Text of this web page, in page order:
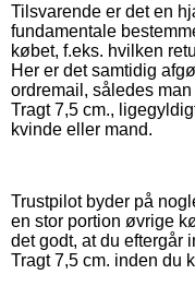
Tilsvarende er det en
fundamentale
købet, f.eks. hvilken
Her er det samtidig
ordremail, således
Tragt 7,5 cm.,
kvinde eller mand.
Trustpilot byder på
en stor portion øvrige
det godt, at du eftergår
Tragt 7,5 cm. inden du